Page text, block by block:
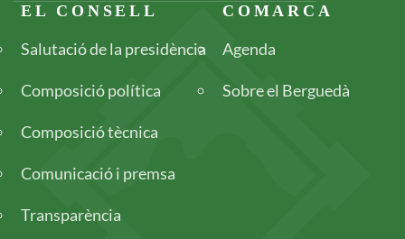
Footer
EL CONSELL
Salutació de la presidència
Composició política
Composició tècnica
Comunicació i premsa
Transparència
COMARCA
Agenda
Sobre el Berguedà